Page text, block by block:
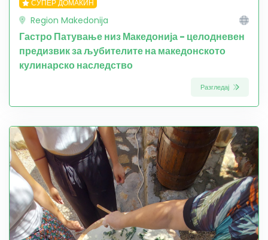
СУПЕР ДОМАЌИН
Region Makedonija
Гастро Патување низ Македонија - целодневен
предизвик за љубителите на македонското
кулинарско наследство
Разгледај